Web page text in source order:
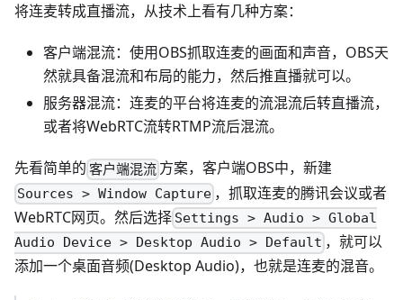
将连麦转成直播流，从技术上看有几种方案：
客户端混流：使用OBS抓取连麦的画面和声音，OBS天
然就具备混流和布局的能力，然后推直播就可以。
服务器混流：连麦的平台将连麦的流混流后转直播流，
或者将WebRTC流转RTMP流后混流。
先看简单的 客户端混流 方案，客户端OBS中，新建
Sources > Window Capture ，抓取连麦的腾讯会议或者
WebRTC网页。然后选择 Settings > Audio > Global
Audio Device > Desktop Audio > Default ，就可以
添加一个桌面音频(Desktop Audio)，也就是连麦的混音。